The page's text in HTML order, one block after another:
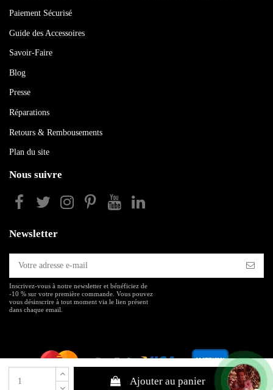
Ajouter au panier
Paiement Sécurisé
Guide des Accessoires
Savoir-Faire
Blog
Presse
Réparations
Retours & Rembousements
Plan du site
Nous suivre
Newsletter
Inscrivez-vous à notre newsletter et bénéficiez de
-10 % sur votre première commande. Vous pouvez
vous désinscrire à tout moment via le lien présent
dans chaque email.